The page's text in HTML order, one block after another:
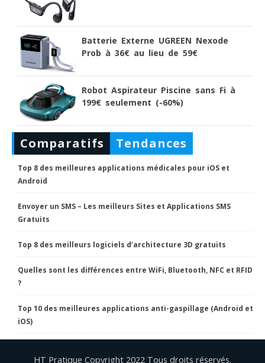
Batterie Externe UGREEN Nexode
Prob à 36€ au lieu de 59€
Robot Aspirateur Piscine sans Fi à
199€ seulement (-60%)
Comparatifs Tendances
Top 8 des meilleures applications médicales pour iOS et
Android
Envoyer un SMS – Les meilleurs Sites et Applications SMS
Gratuits
Top 8 des meilleurs logiciels d’architecture 3D gratuits
Quelles sont les différences entre WiFi, Bluetooth, NFC et RFID
?
Top 10 des meilleures applications anti-gaspillage (Android et
iOS)
HT Pratique Copyright 2022 Tous droits réservés.